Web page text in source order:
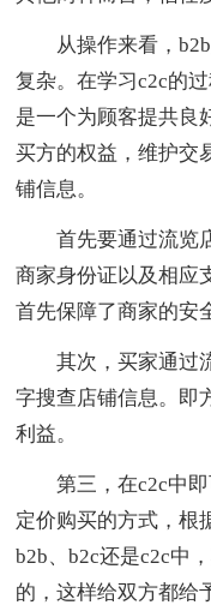
从操作来看，b2b
复杂。在学习c2c的
是一个为顾客提共良
买方的权益，维护交
铺信息。
首先要通过流览店
商家身份证以及相应
首先保障了商家的安
其次，买家通过流
字搜查店铺信息。即
利益。
第三，在c2c中即
定价购买的方式，根
b2b、b2c还是c2c中
的，这样给双方都给